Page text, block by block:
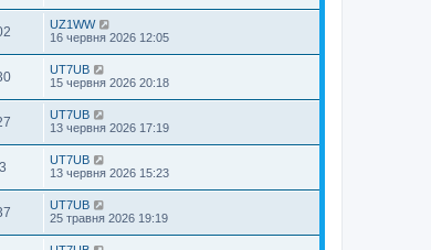
UZ1WW
16 червня 2026 12:05
UT7UB
15 червня 2026 20:18
UT7UB
13 червня 2026 17:19
UT7UB
13 червня 2026 15:23
UT7UB
25 травня 2026 19:19